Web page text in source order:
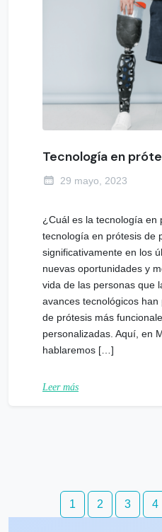
Tecnología en
29 mayo, 2023
¿Cuál es la tecnología en
tecnología en prótesis de
significativamente en los
nuevas oportunidades y
vida de las personas que
avances tecnológicos
de prótesis más
personalizadas. Aquí, en
hablaremos […]
Leer más
Navegación
1 2 3 4